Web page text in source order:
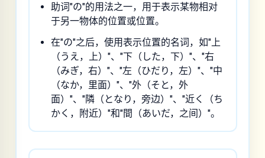
助词"の"的用法之一，用于表示某物相对
于另一物体的位置或位置。
在"の"之后，使用表示位置的名词，如"上
（うえ，上）"、"下（した，下）"、"右
（みぎ，右）"、"左（ひだり，左）"、"中
（なか，里面）"、"外（そと，外
面）"、"隣（となり，旁边）"、"近く（ち
かく，附近）"和"間（あいだ，之间）"。